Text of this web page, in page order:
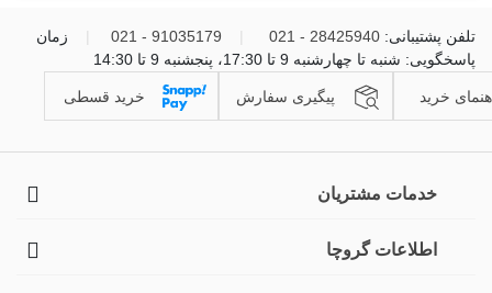
تلفن پشتیبانی: 28425940 - 021
91035179 - 021
زمان
پاسخگویی: شنبه تا چهارشنبه 9 تا 17:30، پنجشنبه 9 تا 14:30
خرید پیگیری سفارش خرید قسطی
خدمات مشتریان
اطلاعات گروچا